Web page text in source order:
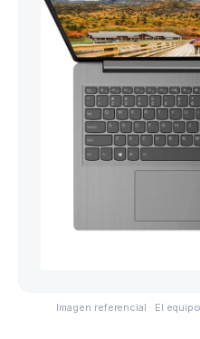
Imagen referencial · El